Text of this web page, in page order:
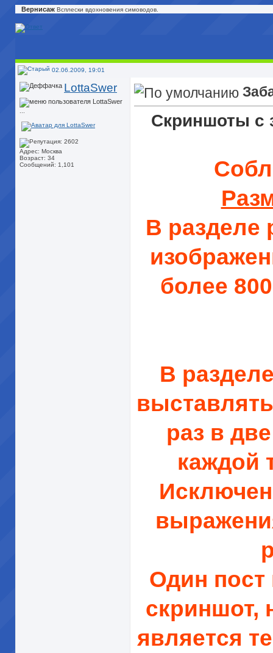
Вернисаж Всплески вдохновения симоводов.
02.06.2009, 19:01
LottaSwer
Адрес: Москва
Возраст: 34
Сообщений: 1,101
Скриншоты с
В разделе
более
В
раз в
каждой
Один пост
скриншот,
является